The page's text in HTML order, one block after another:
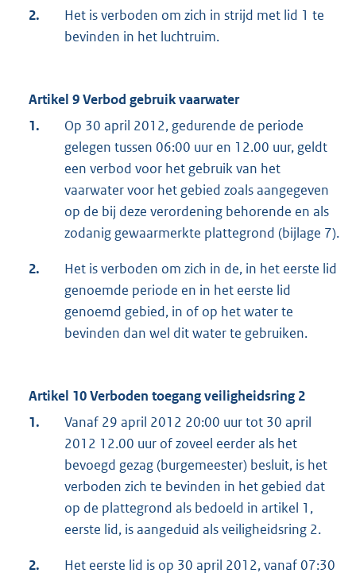
2.
Het is verboden om zich in strijd met lid 1 te
bevinden in het luchtruim.
Artikel 9 Verbod gebruik vaarwater
1.
Op 30 april 2012, gedurende de periode
gelegen tussen 06:00 uur en 12.00 uur, geldt
een verbod voor het gebruik van het
vaarwater voor het gebied zoals aangegeven
op de bij deze verordening behorende en als
zodanig gewaarmerkte plattegrond (bijlage 7).
2.
Het is verboden om zich in de, in het eerste lid
genoemde periode en in het eerste lid
genoemd gebied, in of op het water te
bevinden dan wel dit water te gebruiken.
Artikel 10 Verboden toegang veiligheidsring 2
1.
Vanaf 29 april 2012 20:00 uur tot 30 april
2012 12.00 uur of zoveel eerder als het
bevoegd gezag (burgemeester) besluit, is het
verboden zich te bevinden in het gebied dat
op de plattegrond als bedoeld in artikel 1,
eerste lid, is aangeduid als veiligheidsring 2.
2.
Het eerste lid is op 30 april 2012, vanaf 07:30